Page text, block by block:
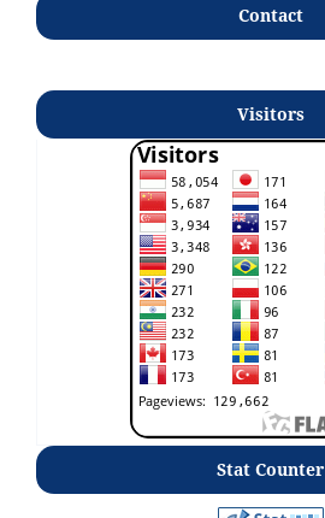
Contact
Visitors
Stat Counter